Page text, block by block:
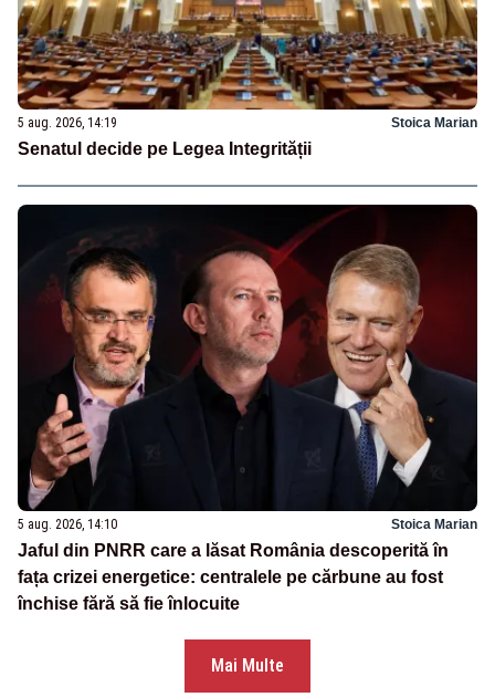
5 aug. 2026, 14:19 Stoica Marian
Senatul decide pe Legea Integrității
5 aug. 2026, 14:10 Stoica Marian
Jaful din PNRR care a lăsat România descoperită în
fața crizei energetice: centralele pe cărbune au fost
închise fără să fie înlocuite
Mai Multe